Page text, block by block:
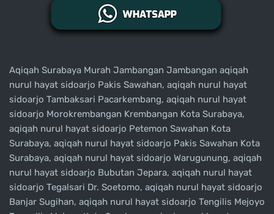
Aqiqah Surabaya Murah Jambangan Jambangan aqiqah
nurul hayat sidoarjo Pakis Sawahan, aqiqah nurul hayat
sidoarjo Tambaksari Pacarkembang, aqiqah nurul hayat
sidoarjo Morokrembangan Krembangan Kota Surabaya,
aqiqah nurul hayat sidoarjo Petemon Sawahan Kota
Surabaya, aqiqah nurul hayat sidoarjo Pakis Sawahan Kota
Surabaya, aqiqah nurul hayat sidoarjo Warugunung, aqiqah
nurul hayat sidoarjo Bubutan Jepara, aqiqah nurul hayat
sidoarjo Tegalsari Dr. Soetomo, aqiqah nurul hayat sidoarjo
Banjar Sugihan, aqiqah nurul hayat sidoarjo Tengilis Mejoyo